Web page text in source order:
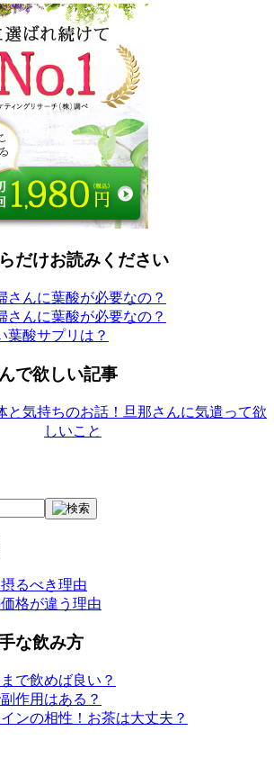
だけお読みください
で欲しい記事
るべき理由
格が違う理由
な飲み方
で飲めば良い？
作用はある？
ンの相性！お茶は大丈夫？